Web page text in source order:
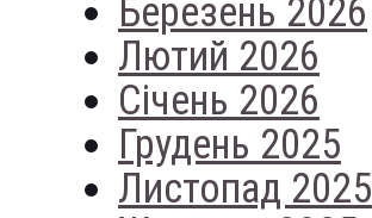
Березень 2026
Лютий 2026
Січень 2026
Грудень 2025
Листопад 2025